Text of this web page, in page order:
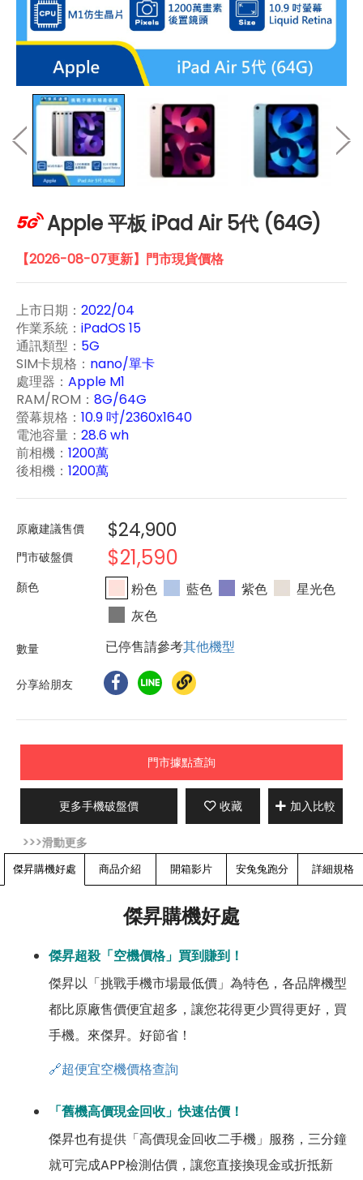
Apple 平板 iPad Air 5代 (64G)
【2026-08-07更新】門市現貨價格
上市日期： 2022/04
作業系統： iPadOS 15
通訊類型： 5G
SIM卡規格： nano/單卡
處理器： Apple M1
RAM/ROM： 8G/64G
螢幕規格： 10.9 吋/2360x1640
電池容量： 28.6 wh
前相機： 1200萬
後相機： 1200萬
原廠建議售價 $24,900
門市破盤價 $21,590
粉色 藍色 紫色
星光色
灰色
已停售請參考其他機型
分享給朋友
門市據點查詢
更多手機破盤價 收藏 加入比較
傑昇購機好處 商品介紹 開箱影片 安兔兔跑分 詳細規格
傑昇購機好處
傑昇超殺「空機價格」買到賺到！
傑昇以「挑戰手機市場最低價」為特色，各品牌機型
都比原廠售價便宜超多，讓您花得更少買得更好，買
手機。來傑昇。好節省！
🔗超便宜空機價格查詢
「舊機高價現金回收」快速估價！
傑昇也有提供「高價現金回收二手機」服務，三分鐘
就可完成APP檢測估價，讓您直接換現金或折抵新